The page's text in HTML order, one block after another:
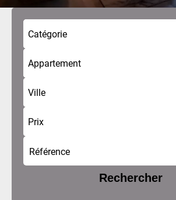
Catégorie
Appartement
Ville
Prix
Rechercher